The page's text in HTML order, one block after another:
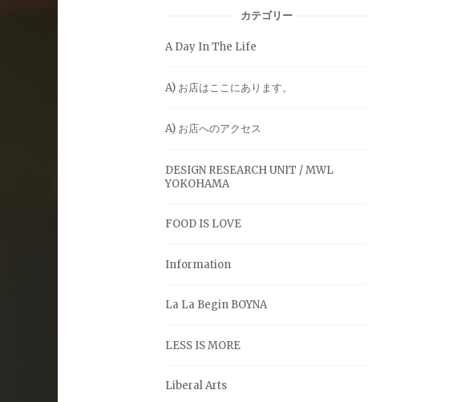
カテゴリー
A Day In The Life
A) お店はここにあります。
A) お店へのアクセス
DESIGN RESEARCH UNIT / MWL
YOKOHAMA
FOOD IS LOVE
Information
La La Begin BOYNA
LESS IS MORE
Liberal Arts